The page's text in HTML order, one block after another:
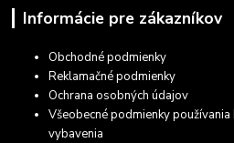
Informácie pre zákazníkov
Obchodné podmienky
Reklamačné podmienky
Ochrana osobných údajov
Všeobecné podmienky
vybavenia